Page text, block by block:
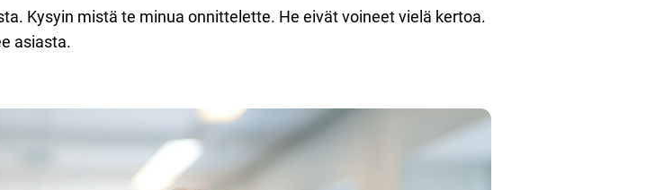
Kysyin mistä te minua onnittelette. He eivät voineet vielä kertoa.
asiasta.